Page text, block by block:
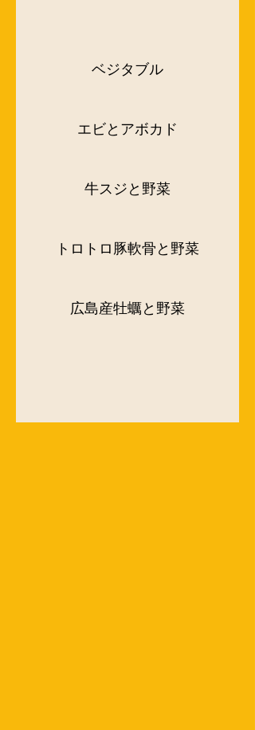
ベジタブル
エビとアボカド
牛スジと野菜
トロトロ豚軟骨と野菜
広島産牡蠣と野菜